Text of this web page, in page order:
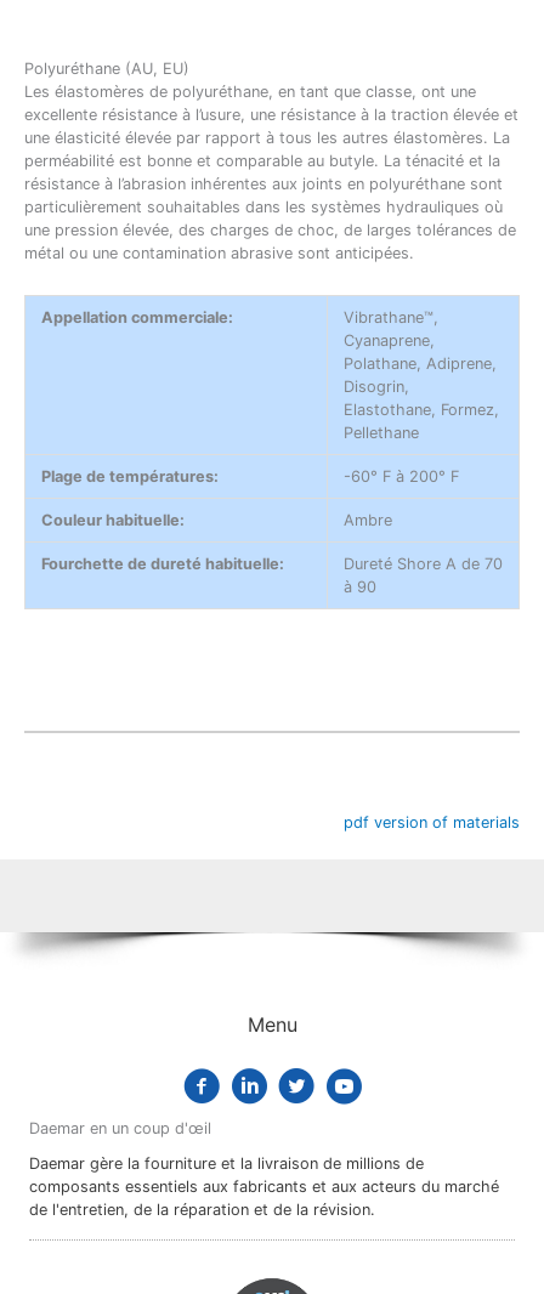
Polyuréthane (AU, EU)
Les élastomères de polyuréthane, en tant que classe, ont une
excellente résistance à l’usure, une résistance à la traction élevée et
une élasticité élevée par rapport à tous les autres élastomères. La
perméabilité est bonne et comparable au butyle. La ténacité et la
résistance à l’abrasion inhérentes aux joints en polyuréthane sont
particulièrement souhaitables dans les systèmes hydrauliques où
une pression élevée, des charges de choc, de larges tolérances de
métal ou une contamination abrasive sont anticipées.
Appellation commerciale:
Vibrathane™,
Cyanaprene,
Polathane, Adiprene,
Disogrin,
Elastothane, Formez,
Pellethane
Plage de températures: -60° F à 200° F
Couleur habituelle: Ambre
Fourchette de dureté habituelle:
Dureté Shore A de 70
à 90
pdf version of materials
Menu
Daemar en un coup d'œil
Daemar gère la fourniture et la livraison de millions de
composants essentiels aux fabricants et aux acteurs du marché
de l'entretien, de la réparation et de la révision.